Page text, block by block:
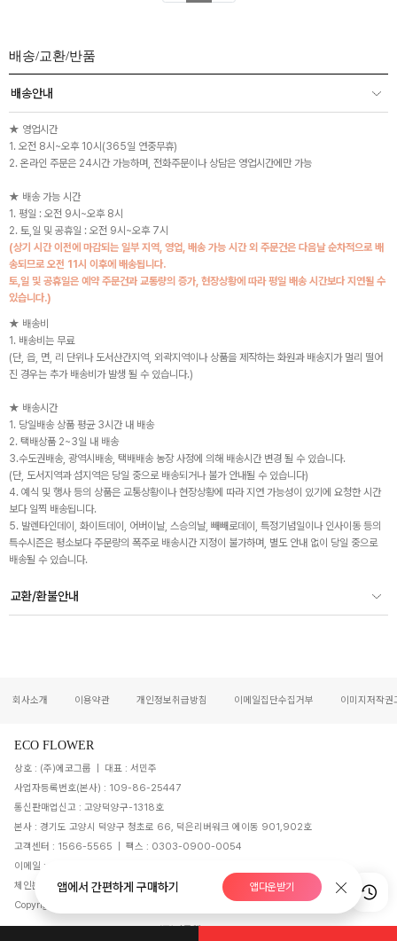
배송/교환/반품
배송안내
★ 영업시간
1. 오전 8시~오후 10시(365일 연중무휴)
2. 온라인 주문은 24시간 가능하며, 전화주문이나 상담은 영업시간에만 가능
★ 배송 가능 시간
1. 평일 : 오전 9시~오후 8시
2. 토,일 및 공휴일 : 오전 9시~오후 7시
(상기 시간 이전에 마감되는 일부 지역, 영업, 배송 가능 시간 외 주문건은 다음날 순차적으로 배
송되므로 오전 11시 이후에 배송됩니다.
토,일 및 공휴일은 예약 주문건과 교통량의 증가, 현장상황에 따라 평일 배송 시간보다 지연될 수
있습니다.)
★ 배송비
1. 배송비는 무료
(단, 읍, 면, 리 단위나 도서산간지역, 외곽지역이나 상품을 제작하는 화원과 배송지가 멀리 떨어
진 경우는 추가 배송비가 발생 될 수 있습니다.)
★ 배송시간
1. 당일배송 상품 평균 3시간 내 배송
2. 택배상품 2~3일 내 배송
3.수도권배송, 광역시배송, 택배배송 농장 사정에 의해 배송시간 변경 될 수 있습니다.
(단, 도서지역과 섬지역은 당일 중으로 배송되거나 불가 안내될 수 있습니다)
4. 예식 및 행사 등의 상품은 교통상황이나 현장상황에 따라 지연 가능성이 있기에 요청한 시간
보다 일찍 배송됩니다.
5. 발렌타인데이, 화이트데이, 어버이날, 스승의날, 빼빼로데이, 특정기념일이나 인사이동 등의
특수시즌은 평소보다 주문량의 폭주로 배송시간 지정이 불가하며, 별도 안내 없이 당일 중으로
배송될 수 있습니다.
교환/환불안내
회사소개 이용약관 개인정보취급방침 이메일집단수집거부 이미지저작권
ECO FLOWER
상호 : (주)에코그룹 | 대표 : 서민주
사업자등록번호(본사) : 109-86-25447
통신판매업신고 : 고양덕양구-1318호
본사 : 경기도 고양시 덕양구 청초로 66, 덕은리버워크 에이동 901,902호
고객센터 : 1566-5565 | 팩스 : 0303-0900-0054
이메일 : ecogf0053@naver.com | 개인정보관리 : 장영준
체인본부 지원센터 : 1566-5678 | 팩스 : 02-2065-3311
Copyright ⓒ 2010, 에코플라워 - 전국 꽃배달 All Rights Reserved.
Website designed and hosted by (주)마루웹.
앱에서 간편하게 구매하기 앱다운받기